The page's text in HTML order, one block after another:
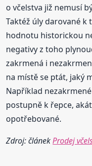
o včelstva již nemusí
Taktéž úly darované
hodnotu historickou
negativy z toho
zakrmená i
na místě se ptát, jaký
Například
postupně k řepce,
opotřebované.
Zdroj: článekProdej